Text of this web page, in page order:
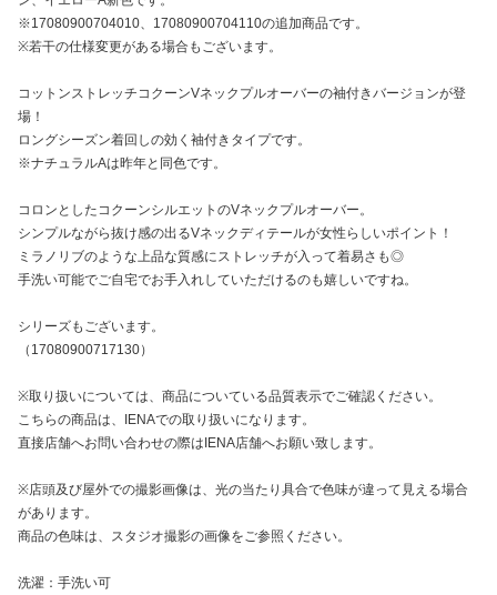
※17080900704010、17080900704110の追加商品です。
※若干の仕様変更がある場合もございます。
コットンストレッチコクーンVネックプルオーバーの袖付きバージョンが登
場！
ロングシーズン着回しの効く袖付きタイプです。
※ナチュラルAは昨年と同色です。
コロンとしたコクーンシルエットのVネックプルオーバー。
シンプルながら抜け感の出るVネックディテールが女性らしいポイント！
ミラノリブのような上品な質感にストレッチが入って着易さも◎
手洗い可能でご自宅でお手入れしていただけるのも嬉しいですね。
シリーズもございます。
（17080900717130）
※取り扱いについては、商品についている品質表示でご確認ください。
こちらの商品は、IENAでの取り扱いになります。
直接店舗へお問い合わせの際はIENA店舗へお願い致します。
※店頭及び屋外での撮影画像は、光の当たり具合で色味が違って見える場合
があります。
商品の色味は、スタジオ撮影の画像をご参照ください。
洗濯：手洗い可